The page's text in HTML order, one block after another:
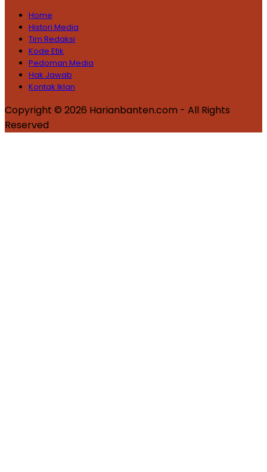
Home
Histori Media
Tim Redaksi
Kode Etik
Pedoman Media
Hak Jawab
Kontak Iklan
Copyright © 2026 Harianbanten.com - All Rights
Reserved